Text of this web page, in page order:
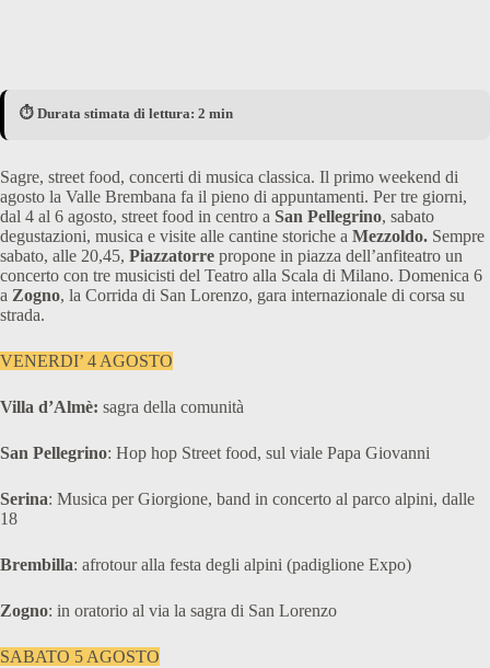
⏱️ Durata stimata di lettura: 2 min
Sagre, street food, concerti di musica classica. Il primo weekend di
agosto la Valle Brembana fa il pieno di appuntamenti. Per tre giorni,
dal 4 al 6 agosto, street food in centro a San Pellegrino, sabato
degustazioni, musica e visite alle cantine storiche a Mezzoldo. Sempre
sabato, alle 20,45, Piazzatorre propone in piazza dell’anfiteatro un
concerto con tre musicisti del Teatro alla Scala di Milano. Domenica 6
a Zogno, la Corrida di San Lorenzo, gara internazionale di corsa su
strada.
VENERDI’ 4 AGOSTO
Villa d’Almè: sagra della comunità
San Pellegrino: Hop hop Street food, sul viale Papa Giovanni
Serina: Musica per Giorgione, band in concerto al parco alpini, dalle
18
Brembilla: afrotour alla festa degli alpini (padiglione Expo)
Zogno: in oratorio al via la sagra di San Lorenzo
SABATO 5 AGOSTO